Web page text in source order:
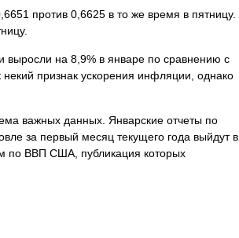
против 0,6625 в то же время в пятницу.
выросли на 8,9% в январе по сравнению с
признак ускорения инфляции, однако
важных данных. Январские отчеты по
за первый месяц текущего года выйдут в
по ВВП США, публикация которых